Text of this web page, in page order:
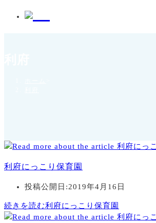
利府にっこり保育園
投稿公開日:2019年4月16日
続きを読む利府にっこり保育園